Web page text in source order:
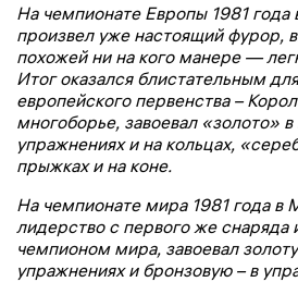
На чемпионате Европы 1981 года
произвел уже настоящий фурор,
похожей ни на кого манере —
Итог оказался блистательным
европейского первенства –
многоборье, завоевал «золото»
упражнениях и на кольцах,
прыжках и на коне.
На чемпионате мира 1981 года в
лидерство с первого же
чемпионом мира, завоевал
упражнениях и бронзовую – в